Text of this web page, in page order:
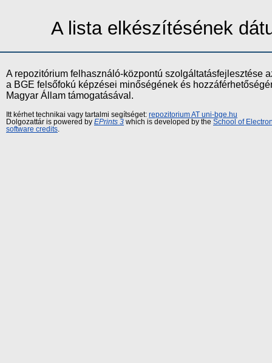
A lista elkészítésének
A repozitórium felhasználó-központú szolgáltatásfejlesztése
a BGE felsőfokú képzései minőségének és
Magyar Állam támogatásával.
Itt kérhet technikai vagy tartalmi segítséget: repozitorium AT uni-bge.hu
Dolgozattár is powered by EPrints 3 which is developed by the School of
software credits